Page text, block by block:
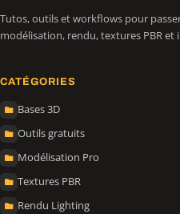
Tutos, outils et workflows pour
modélisation, rendu, textures PBR et
CATÉGORIES
Bases 3D
Outils gratuits
Modélisation Pro
Textures PBR
Rendu Lighting